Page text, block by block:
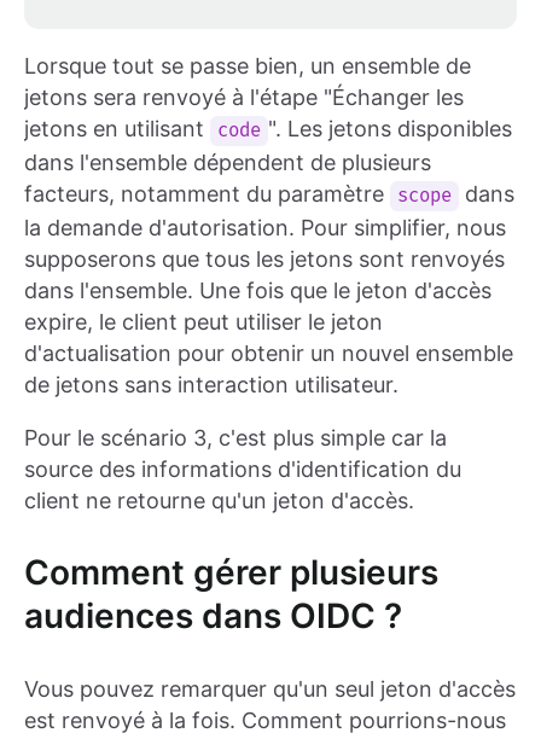
Lorsque tout se passe bien, un ensemble de
jetons sera renvoyé à l'étape "Échanger les
jetons en utilisant
code ". Les jetons disponibles
dans l'ensemble dépendent de plusieurs
facteurs, notamment du paramètre
scope
dans
la demande d'autorisation. Pour simplifier, nous
supposerons que tous les jetons sont renvoyés
dans l'ensemble. Une fois que le jeton d'accès
expire, le client peut utiliser le jeton
d'actualisation pour obtenir un nouvel ensemble
de jetons sans interaction utilisateur.
Pour le scénario 3, c'est plus simple car la
source des informations d'identification du
client ne retourne qu'un jeton d'accès.
Comment gérer plusieurs
audiences dans OIDC ?
Vous pouvez remarquer qu'un seul jeton d'accès
est renvoyé à la fois. Comment pourrions-nous